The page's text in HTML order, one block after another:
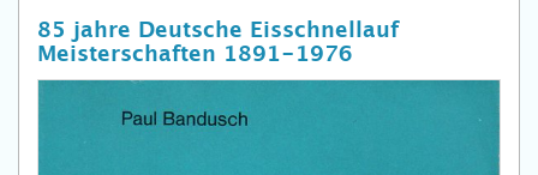
85 jahre Deutsche Eisschnellauf
Meisterschaften 1891-1976